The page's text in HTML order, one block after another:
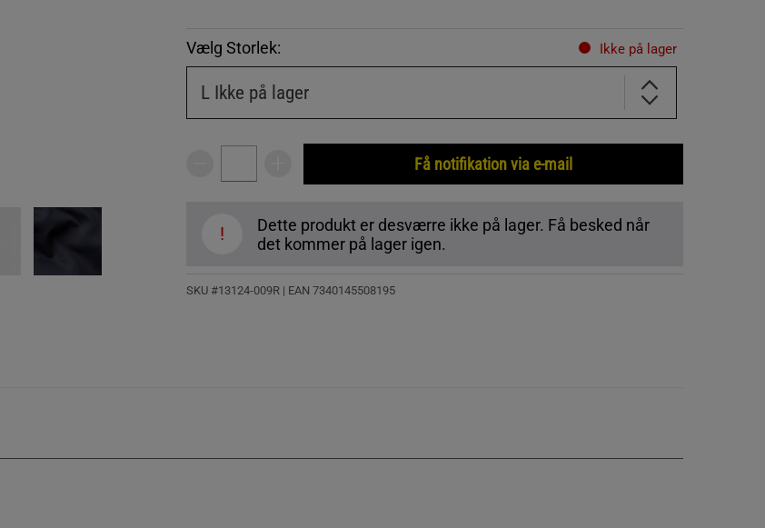
Vælg Storlek: Ikke på lager
L Ikke på lager
Få notifikation via e-mail
!
Dette produkt er desværre ikke på lager. Få besked når
det kommer på lager igen.
SKU #13124-009R | EAN 7340145508195